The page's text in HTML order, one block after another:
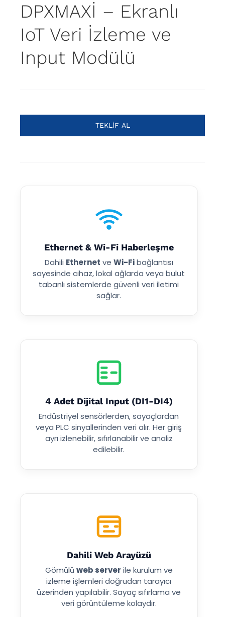
DPXMAXİ – Ekranlı
IoT Veri İzleme ve
Input Modülü
TEKLIF AL
Ethernet & Wi-Fi Haberleşme
Dahili Ethernet ve Wi-Fibağlantısı
sayesinde cihaz, lokal ağlarda veya bulut
tabanlı sistemlerde güvenli veri iletimi
sağlar.
4 Adet Dijital Input (DI1-DI4)
Endüstriyel sensörlerden, sayaçlardan
veya PLC sinyallerinden veri alır. Her giriş
ayrı izlenebilir, sıfırlanabilir ve analiz
edilebilir.
Dahili Web Arayüzü
Gömülü web server ile kurulum ve
izleme işlemleri doğrudan tarayıcı
üzerinden yapılabilir. Sayaç sıfırlama ve
veri görüntüleme kolaydır.